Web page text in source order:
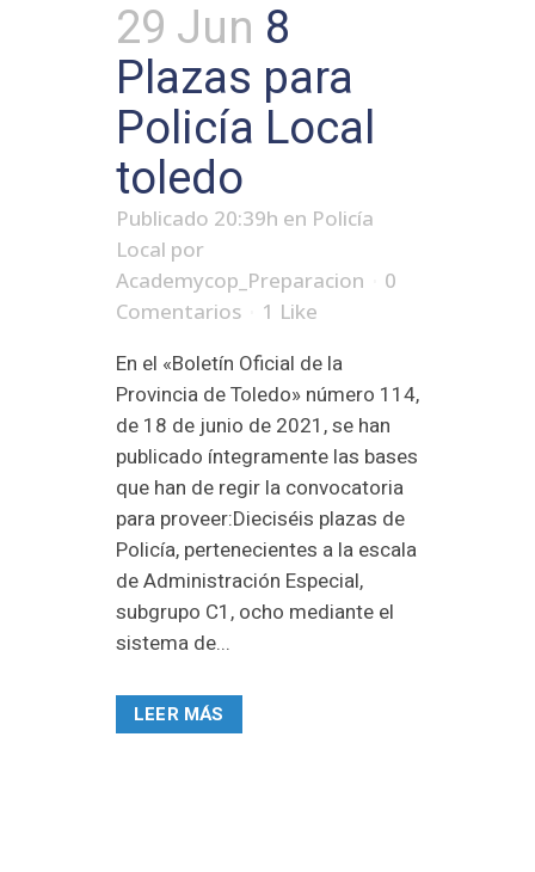
29 Jun 8
Plazas para
Policía Local
toledo
Publicado 20:39h en Policía
Local por
Academycop_Preparacion
0
Comentarios
1 Like
En el «Boletín Oficial de la
Provincia de Toledo» número 114,
de 18 de junio de 2021, se han
publicado íntegramente las bases
que han de regir la convocatoria
para proveer:Dieciséis plazas de
Policía, pertenecientes a la escala
de Administración Especial,
subgrupo C1, ocho mediante el
sistema de...
LEER MÁS